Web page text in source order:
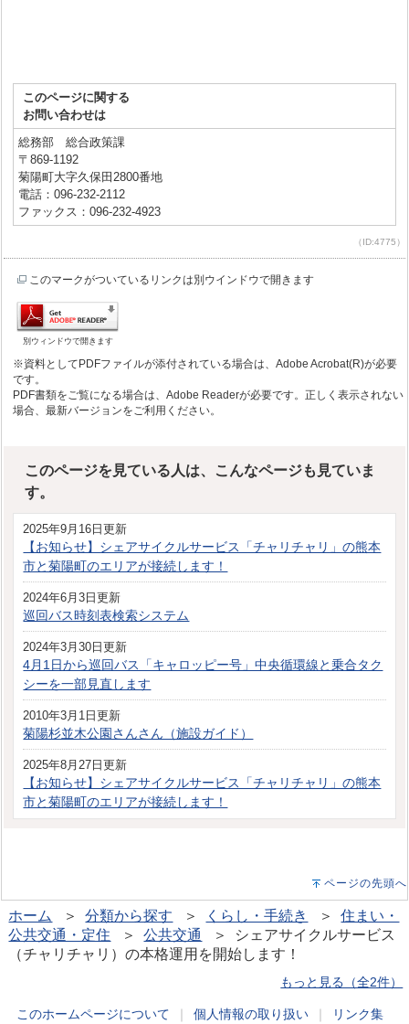
このページに関する
お問い合わせは
総務部 総合政策課
〒869-1192
菊陽町大字久保田2800番地
電話：096-232-2112
ファックス：096-232-4923
（ID:4775）
このマークがついているリンクは別ウインドウで開きます
別ウィンドウで開きます
※資料としてPDFファイルが添付されている場合は、Adobe Acrobat(R)が必要
です。
PDF書類をご覧になる場合は、Adobe Readerが必要です。正しく表示されない
場合、最新バージョンをご利用ください。
このページを見ている人は、こんなページも見ていま
す。
2025年9月16日更新
【お知らせ】シェアサイクルサービス「チャリチャリ」の熊本
市と菊陽町のエリアが接続します！
2024年6月3日更新
巡回バス時刻表検索システム
2024年3月30日更新
4月1日から巡回バス「キャロッピー号」中央循環線と乗合タク
シーを一部見直します
2010年3月1日更新
菊陽杉並木公園さんさん（施設ガイド）
2025年8月27日更新
【お知らせ】シェアサイクルサービス「チャリチャリ」の熊本
市と菊陽町のエリアが接続します！
ページの先頭へ
ホーム ＞分類から探す ＞ くらし・手続き ＞住まい・
公共交通・定住 ＞公共交通
＞ シェアサイクルサービス
（チャリチャリ）の本格運用を開始します！
もっと見る（全2件）
このホームページについて 個人情報の取り扱い リンク集